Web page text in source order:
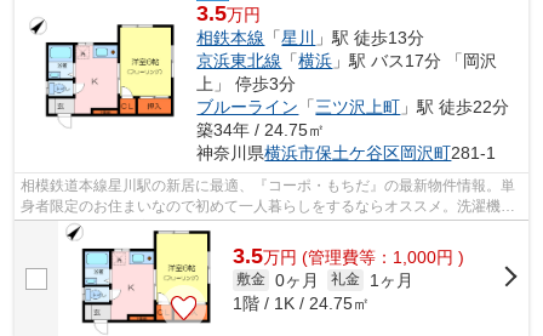
3.5万円
相鉄本線 「星川
」駅 徒歩13分
京浜東北線 「横浜 」駅 バス17分 「岡沢
上」 停歩3分
ブルーライン 「三ツ沢上町 」駅 徒歩22分
築34年 / 24.75㎡
神奈川県横浜市保土ケ谷区岡沢町281-1
相模鉄道本線星川駅の新居に最適、『コーポ・もちだ』の最新物件情報。単
身者限定のお住まいなので初めて一人暮らしをするならオススメ。洗濯機の
おけるスペースを室内に確保、生活し...
3.5万円 (管理費等：1,000円 )
敷金 0ヶ月 礼金
1ヶ月
1階 / 1K / 24.75㎡